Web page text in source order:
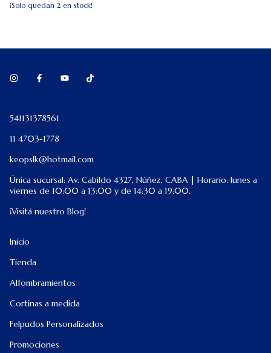
¡Solo quedan 2 en stock!
541131378561
11 4703-1778
keopslk@hotmail.com
Única sucursal: Av. Cabildo 4327, Núñez, CABA | Horario: lunes a
viernes de 10:00 a 13:00 y de 14:30 a 19:00.
¡Visitá nuestro Blog!
Inicio
Tienda
Alfombramientos
Cortinas a medida
Felpudos Personalizados
Promociones